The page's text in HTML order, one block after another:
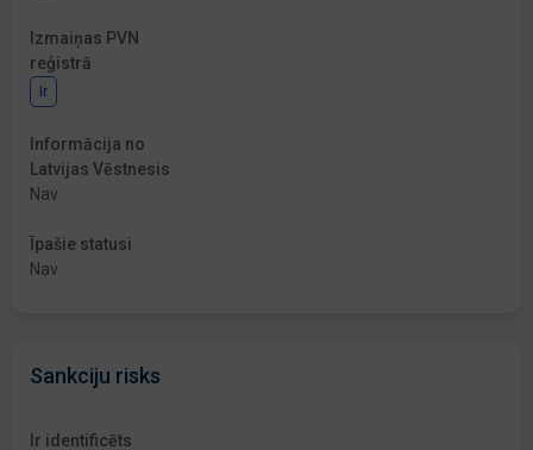
Izmaiņas PVN
reģistrā
Ir
Informācija no
Latvijas Vēstnesis
Nav
Īpašie statusi
Nav
Sankciju risks
Ir identificēts